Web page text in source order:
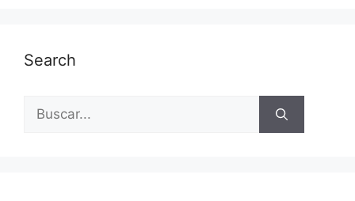
Search
Buscar: